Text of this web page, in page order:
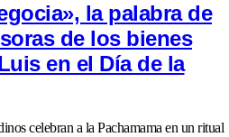
la palabra de
de los bienes
en el Día de la
celebran a la Pachamama en un ritual